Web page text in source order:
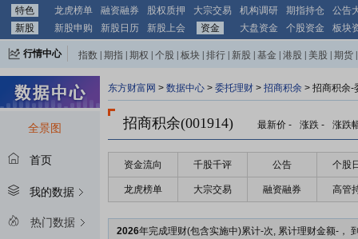
特色 龙虎榜单 融资融券 股权质押 大宗交易 机构调研 期指持仓
公告
新股
新股申购 新股日历 新股上会 资金 大盘资金 个股资金 板块
行情中心 指数 期指 期权 个股 板块 排行 新股 基金 港股 美股 期货
全景图
首页
我的数据
热门数据
东方财富网 > 数据中心 > 委托理财 > 招商积余 > 招商积余-
招商积余(001914) 最新价 - 涨跌 - 涨跌
资金流向 千股千评 公告 个股
龙虎榜单 大宗交易 融资融券 高管
2026年完成理财(包含实施中)累计-次, 累计理财金额-，